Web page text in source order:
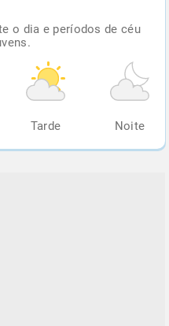
o dia e períodos de céu
Tarde Noite